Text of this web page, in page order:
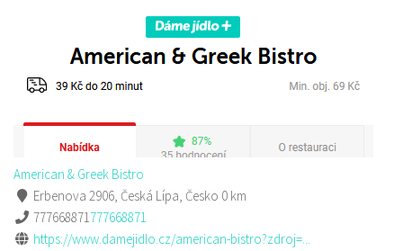
American & Greek Bistro
Erbenova 2906, Česká Lípa, Česko 0 km
777668871777668871
https://www.damejidlo.cz/american-bistro?zdroj=...